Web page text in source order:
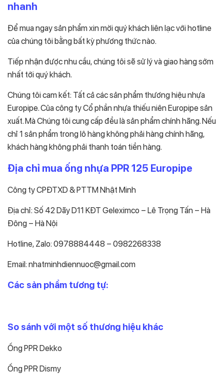
nhanh
Để mua ngay sản phẩm xin mời quý khách liên lạc với hotline
của chúng tôi bằng bất kỳ phương thức nào.
Tiếp nhận được nhu cầu, chúng tôi sẽ sử lý và giao hàng sớm
nhất tới quý khách.
Chúng tôi cam kết: Tất cả các sản phẩm thương hiệu nhựa
Europipe. Của công ty Cổ phần nhựa thiếu niên Europipe sản
xuất. Mà Chúng tôi cung cấp đều là sản phẩm chính hãng. Nếu
chỉ 1 sản phẩm trong lô hàng không phải hàng chính hãng,
khách hàng không phải thanh toán tiền hàng.
Địa chỉ mua ống nhựa PPR 125 Europipe
Công ty CPĐTXD & PTTM Nhật Minh
Địa chỉ: Số 42 Dãy D11 KĐT Geleximco – Lê Trọng Tấn – Hà
Đông – Hà Nội
Hotline, Zalo: 0978884448 – 0982268338
Email: nhatminhdiennuoc@gmail.com
Các sản phẩm tương tự:
So sánh với một số thương hiệu khác
Ống PPR Dekko
Ống PPR Dismy